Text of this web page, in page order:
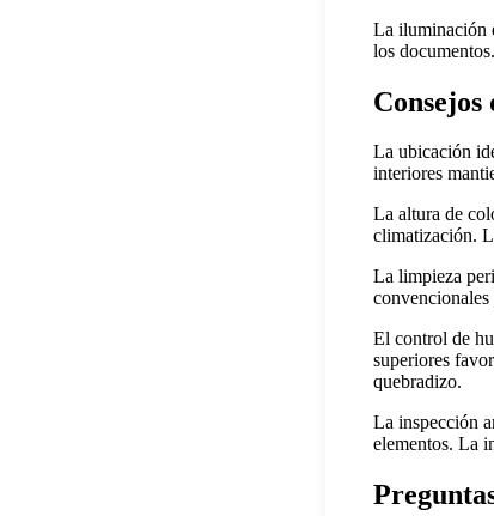
La iluminación
los
La ubicación
interiores
La altura de
climatización.
La limpieza
convencionales
El control de
superiores
quebradizo.
La inspección
elementos. La